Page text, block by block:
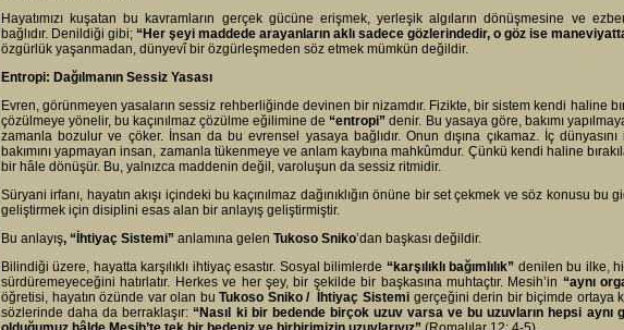
Hayatımızı kuşatan bu kavramların gerçek gücüne erişmek, yerleşik algıların dönüşmesine ve
bağlıdır. Denildiği gibi; “Her şeyi maddede arayanların aklı sadece gözlerindedir, o göz ise
özgürlük yaşanmadan, dünyevî bir özgürleşmeden söz etmek mümkün değildir.
Entropi: Dağılmanın Sessiz Yasası
Evren, görünmeyen yasaların sessiz rehberliğinde devinen bir nizamdır. Fizikte, bir sistem kendi haline
çözülmeye yönelir, bu kaçınılmaz çözülme eğilimine de “entropi” denir. Bu yasaya göre, bakımı
zamanla bozulur ve çöker. İnsan da bu evrensel yasaya bağlıdır. Onun dışına çıkamaz. İç
bakımını yapmayan insan, zamanla tükenmeye ve anlam kaybına mahkûmdur. Çünkü kendi haline
bir hâle dönüşür. Bu, yalnızca maddenin değil, varoluşun da sessiz ritmidir.
Süryani irfanı, hayatın akışı içindeki bu kaçınılmaz dağınıklığın önüne bir set çekmek ve söz konusu bu
geliştirmek için disiplini esas alan bir anlayış geliştirmiştir.
Bu anlayış, “İhtiyaç Sistemi” anlamına gelen Tukoso Sniko’dan başkası değildir.
Bilindiği üzere, hayatta karşılıklı ihtiyaç esastır. Sosyal bilimlerde “karşılıklı bağımlılık” denilen bu ilke,
sürdüremeyeceğini hatırlatır. Herkes ve her şey, bir şekilde bir başkasına muhtaçtır. Mesih’in “aynı
öğretisi, hayatın özünde var olan buTukoso Sniko / İhtiyaç Sistemi gerçeğini derin bir biçimde ortaya
sözlerinde daha da berraklaşır: “Nasıl ki bir bedende birçok uzuv varsa ve bu uzuvların hepsi